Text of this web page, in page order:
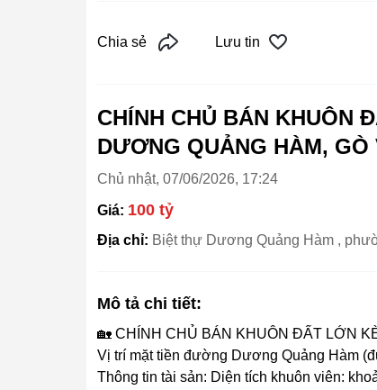
Chia sẻ Lưu tin
CHÍNH CHỦ BÁN KHUÔN
DƯƠNG QUẢNG HÀM, GÒ
Chủ nhật, 07/06/2026, 17:24
Giá: 100 tỷ
Địa chỉ: Biệt thự Dương Quảng Hàm ,
Mô tả chi tiết:
🏡 CHÍNH CHỦ BÁN KHUÔN ĐẤT LỚN
Vị trí mặt tiền đường Dương Quảng Hàm
Thông tin tài sản: Diện tích khuôn viên: